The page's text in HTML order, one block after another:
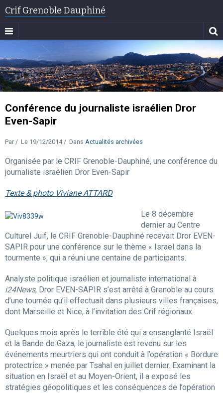
Crif Grenoble Dauphiné
Conférence du journaliste israélien Dror
Even-Sapir
Par Le 19/12/2014 Dans Actualités archivées
Organisée par le CRIF Grenoble-Dauphiné, une conférence du
journaliste israélien Dror Even-Sapir
Texte & photo Viviane ATTARD
Le 8 décembre
dernier au Centre
Culturel Juif, le CRIF Grenoble-Dauphiné recevait Dror EVEN-
SAPIR pour une conférence sur le thème « Israël dans la
tourmente », qui a réuni une centaine de participants.
Analyste politique israélien et journaliste international à
i24News, Dror EVEN-SAPIR s’est arrêté à Grenoble au cours
d’une tournée qu’il effectuait dans plusieurs villes françaises,
dont Marseille et Nice, à l’invitation des Crif régionaux.
Quelques mois après le terrible été qui a ensanglanté Israël
et la Bande de Gaza, le journaliste est revenu sur les
événements meurtriers qui ont conduit à l’opération « Bordure
protectrice » menée par Tsahal en juillet dernier. Examinant la
situation en Israël et au Moyen-Orient, il a exposé les
stratégies géopolitiques et les conséquences de l’opération